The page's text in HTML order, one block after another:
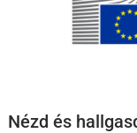
Nézd és